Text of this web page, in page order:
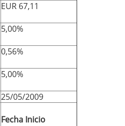
EUR 67,11
5,00%
0,56%
5,00%
25/05/2009
Fecha Inicio